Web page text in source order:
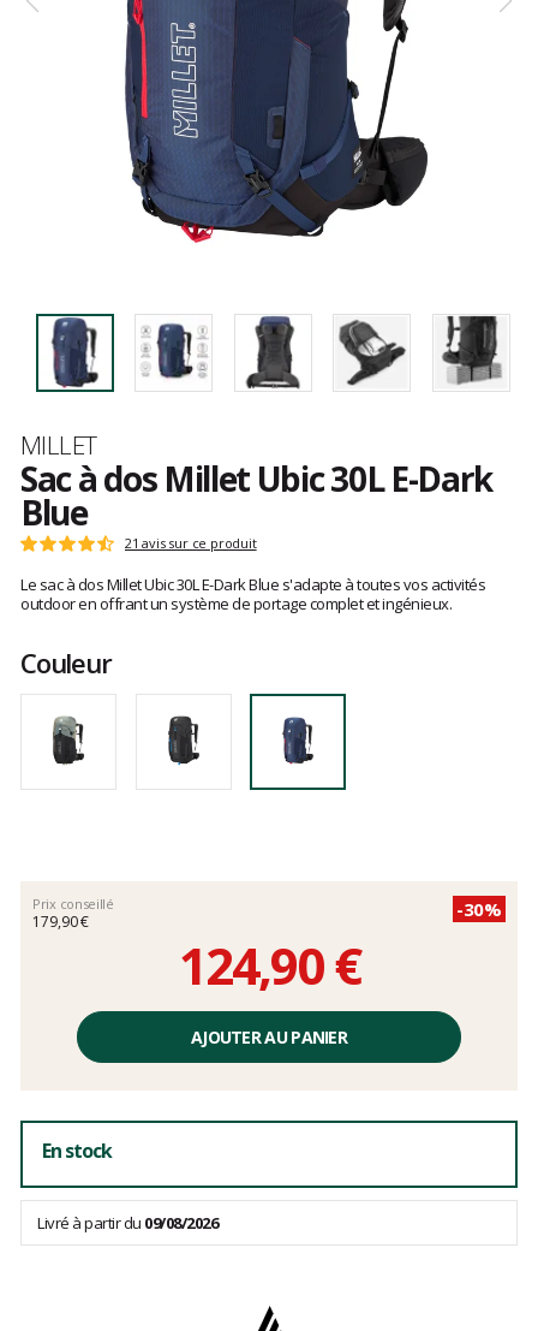
Marque
MILLET
Sac à dos Millet Ubic 30L E-Dark
Blue
Les
clients
Note
:
4.9
sur
21 avis sur ce produit
Le sac à dos Millet Ubic 30L E-Dark Blue s'adapte à toutes vos activités
outdoor en offrant un système de portage complet et ingénieux.
Couleur
Prix conseillé
179,90 €
-30%
124,90 €
unitaire,
AJOUTER AU PANIER
En stock
Livré à partir du 09/08/2026